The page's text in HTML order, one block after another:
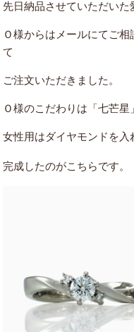
先日納品させていただいた
Ｏ様からはメールにてご
て
ご注文いただきました。
Ｏ様のこだわりは「七芒星
女性用はダイヤモンドを入
完成したのがこちらです。